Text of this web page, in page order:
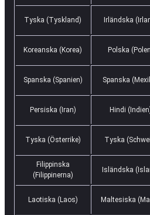
Tyska (Tyskland) Irländska
Koreanska (Korea) Polska
Spanska (Spanien) Spanska
Persiska (Iran) Hindi
Tyska (Österrike) Tyska
Filippinska
(Filippinerna)
Isländska
Laotiska (Laos) Maltesiska